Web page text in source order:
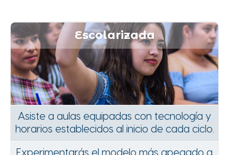
Escolarizada
Asiste a aulas equipadas con tecnología y
horarios establecidos al inicio de cada ciclo.
Experimentarás el modelo más apegado a